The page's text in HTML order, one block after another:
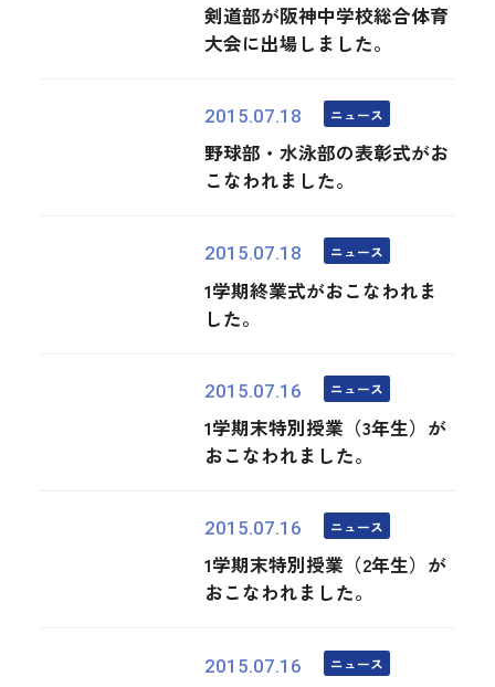
剣道部が阪神中学校総合体育
大会に出場しました。
2015.07.18 ニュース
野球部・水泳部の表彰式がお
こなわれました。
2015.07.18 ニュース
1学期終業式がおこなわれま
した。
2015.07.16 ニュース
1学期末特別授業（3年生）が
おこなわれました。
2015.07.16 ニュース
1学期末特別授業（2年生）が
おこなわれました。
2015.07.16 ニュース